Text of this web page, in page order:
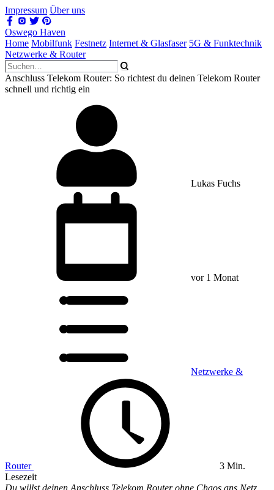
Impressum Über uns
Oswego Haven
Home Mobilfunk Festnetz Internet & Glasfaser 5G & Funktechnik
Netzwerke & Router
Anschluss Telekom Router: So richtest du deinen Telekom Router
schnell und richtig ein
Lukas Fuchs
vor 1 Monat
Netzwerke &
Router
3 Min.
Lesezeit
Du willst deinen Anschluss Telekom Router ohne Chaos ans Netz